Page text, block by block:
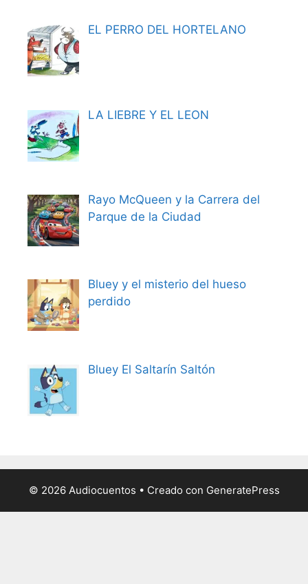
EL PERRO DEL HORTELANO
LA LIEBRE Y EL LEON
Rayo McQueen y la Carrera del
Parque de la Ciudad
Bluey y el misterio del hueso
perdido
Bluey El Saltarín Saltón
© 2026 Audiocuentos • Creado con GeneratePress